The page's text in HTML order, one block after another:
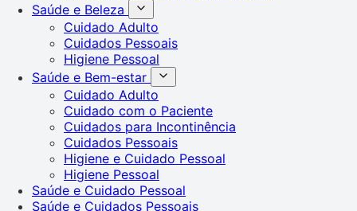
Saúde e Beleza
Cuidado Adulto
Cuidados Pessoais
Higiene Pessoal
Saúde e Bem-estar
Cuidado Adulto
Cuidado com o Paciente
Cuidados para Incontinência
Cuidados Pessoais
Higiene e Cuidado Pessoal
Higiene Pessoal
Saúde e Cuidado Pessoal
Saúde e Cuidados Pessoais